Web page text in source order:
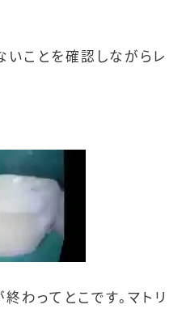
ことを確認しながらレ
わってとこです。マトリ